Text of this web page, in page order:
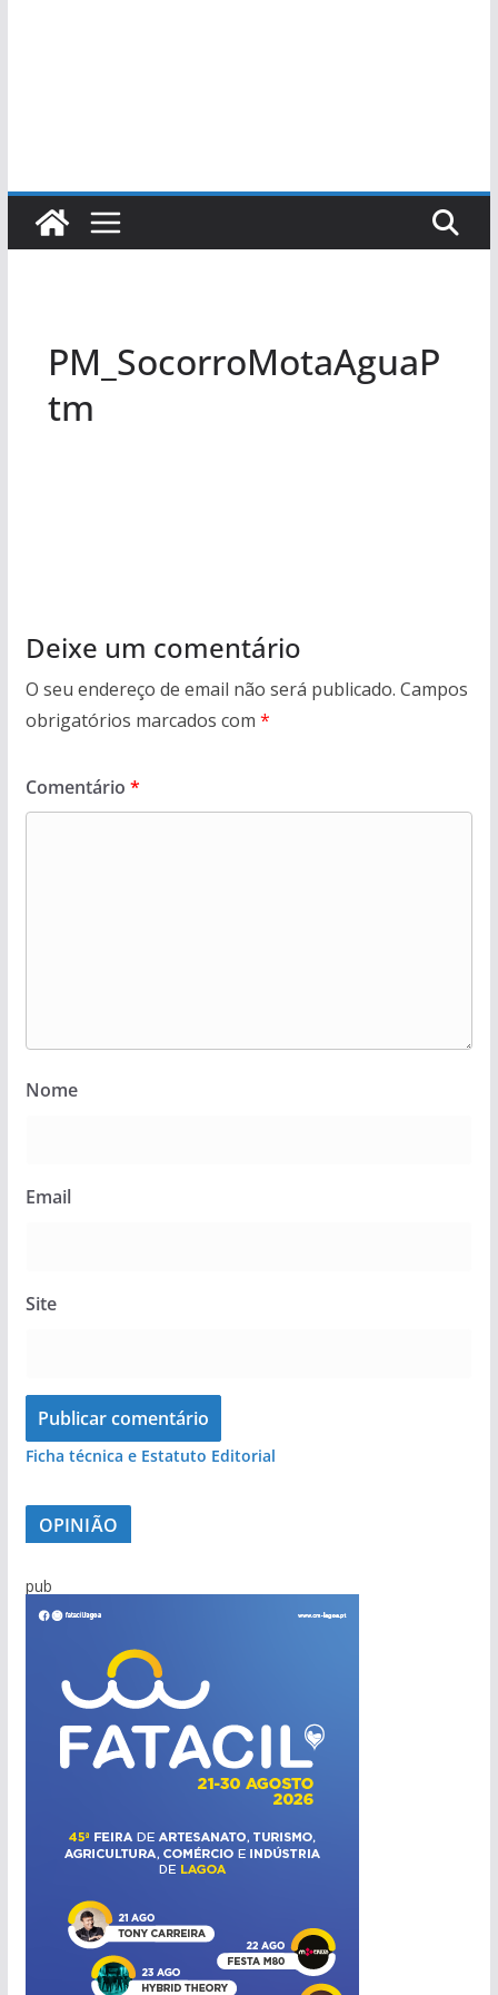
PM_SocorroMotaAguaP
tm
Deixe um comentário
O seu endereço de email não será publicado. Campos
obrigatórios marcados com *
Comentário *
Nome
Email
Site
Ficha técnica e Estatuto Editorial
OPINIÃO
pub